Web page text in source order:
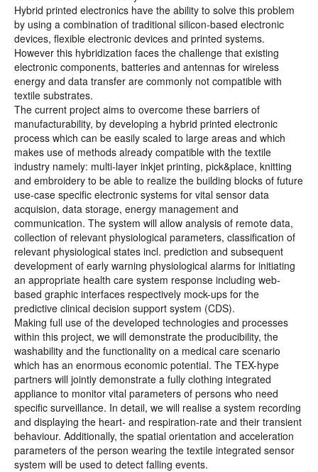
Hybrid printed electronics have the ability to solve this problem
by using a combination of traditional silicon-based electronic
devices, flexible electronic devices and printed systems.
However this hybridization faces the challenge that existing
electronic components, batteries and antennas for wireless
energy and data transfer are commonly not compatible with
textile substrates.
The current project aims to overcome these barriers of
manufacturability, by developing a hybrid printed electronic
process which can be easily scaled to large areas and which
makes use of methods already compatible with the textile
industry namely: multi-layer inkjet printing, pick&place, knitting
and embroidery to be able to realize the building blocks of future
use-case specific electronic systems for vital sensor data
acquision, data storage, energy management and
communication. The system will allow analysis of remote data,
collection of relevant physiological parameters, classification of
relevant physiological states incl. prediction and subsequent
development of early warning physiological alarms for initiating
an appropriate health care system response including web-
based graphic interfaces respectively mock-ups for the
predictive clinical decision support system (CDS).
Making full use of the developed technologies and processes
within this project, we will demonstrate the producibility, the
washability and the functionality on a medical care scenario
which has an enormous economic potential. The TEX-hype
partners will jointly demonstrate a fully clothing integrated
appliance to monitor vital parameters of persons who need
specific surveillance. In detail, we will realise a system recording
and displaying the heart- and respiration-rate and their transient
behaviour. Additionally, the spatial orientation and acceleration
parameters of the person wearing the textile integrated sensor
system will be used to detect falling events.